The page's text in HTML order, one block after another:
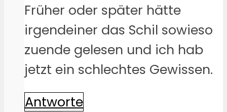
Früher oder später hätte
irgendeiner das Schil sowieso
zuende gelesen und ich hab
jetzt ein schlechtes Gewissen.
Antworte